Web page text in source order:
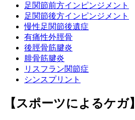
足関節前方インピンジメント
足関節後方インピンジメント
慢性足関節後遺症
有痛性外脛骨
後脛骨筋腱炎
腓骨筋腱炎
リスフラン関節症
シンスプリント
【スポーツによるケガ】